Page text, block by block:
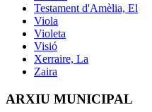
Testament d'Amèlia, El
Viola
Violeta
Visió
Xerraire, La
Zaira
ARXIU MUNICIPAL